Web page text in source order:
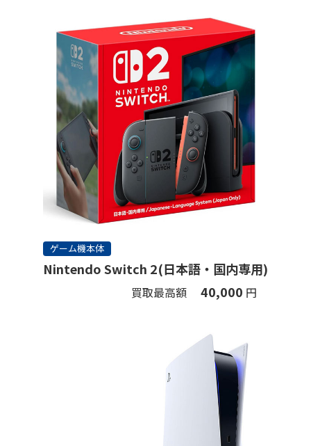
ゲーム機本体
Nintendo Switch 2(日本語・国内専用)
買取最高額 40,000 円